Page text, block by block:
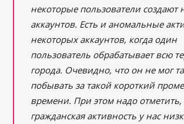
некоторые пользователи создают
аккаунтов. Есть и аномальные
некоторых аккаунтов, когда один
пользователь обрабатывает всю
города. Очевидно, что он не мог
побывать за такой короткий
времени. При этом надо отметить,
гражданская активность у нас